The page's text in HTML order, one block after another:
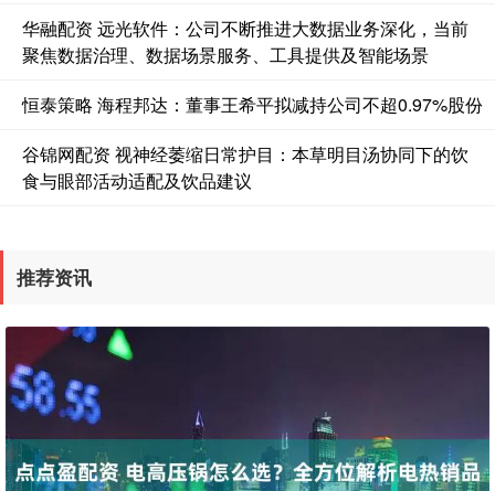
华融配资 远光软件：公司不断推进大数据业务深化，当前
聚焦数据治理、数据场景服务、工具提供及智能场景
恒泰策略 海程邦达：董事王希平拟减持公司不超0.97%股份
谷锦网配资 视神经萎缩日常护目：本草明目汤协同下的饮
食与眼部活动适配及饮品建议
推荐资讯